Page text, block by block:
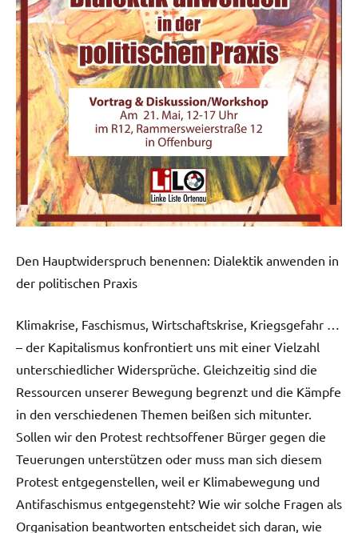
Den Hauptwiderspruch benennen: Dialektik anwenden in
der politischen Praxis
Klimakrise, Faschismus, Wirtschaftskrise, Kriegsgefahr …
– der Kapitalismus konfrontiert uns mit einer Vielzahl
unterschiedlicher Widersprüche. Gleichzeitig sind die
Ressourcen unserer Bewegung begrenzt und die Kämpfe
in den verschiedenen Themen beißen sich mitunter.
Sollen wir den Protest rechtsoffener Bürger gegen die
Teuerungen unterstützen oder muss man sich diesem
Protest entgegenstellen, weil er Klimabewegung und
Antifaschismus entgegensteht? Wie wir solche Fragen als
Organisation beantworten entscheidet sich daran, wie